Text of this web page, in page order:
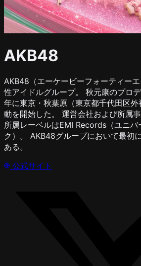
AKB48
AKB48（エーケービーフォーティー
性アイドルグループ。 秋元康のプロ
年に東京・秋葉原（東京都千代田区
動を開始した。 運営会社および所属
所属レーベルはEMI Records（ユニバ
ク）。 AKB48グループにおいて最初
ある。
公式サイト